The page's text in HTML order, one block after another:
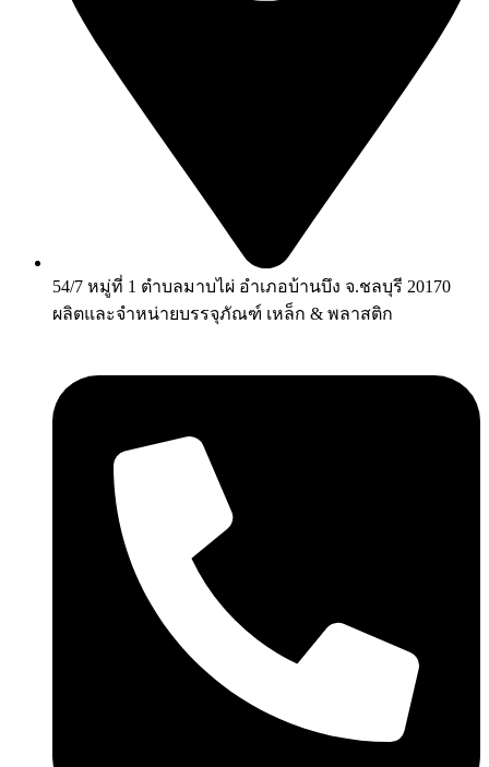
54/7 หมู่ที่ 1 ตำบลมาบไผ่ อำเภอบ้านบึง จ.ชลบุรี 20170
ผลิตและจำหน่ายบรรจุภัณฑ์ เหล็ก & พลาสติก